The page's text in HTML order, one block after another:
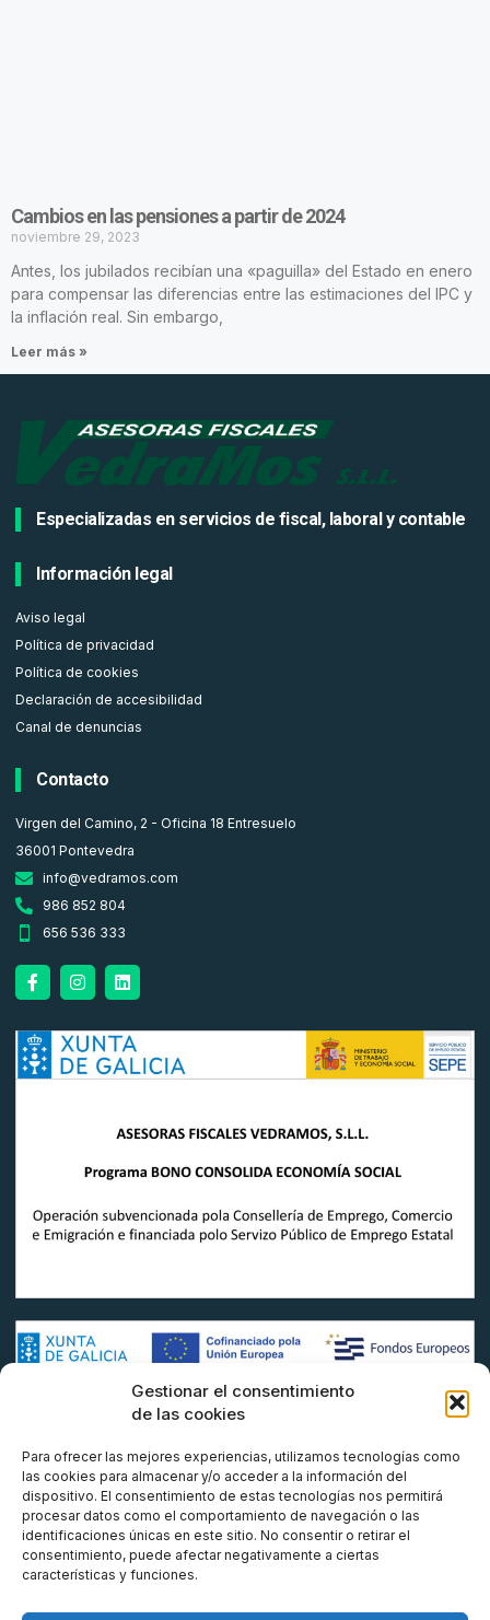
Gestionar el consentimiento
de las cookies
Para ofrecer las mejores experiencias, utilizamos tecnologías como
las cookies para almacenar y/o acceder a la información del
dispositivo. El consentimiento de estas tecnologías nos permitirá
procesar datos como el comportamiento de navegación o las
identificaciones únicas en este sitio. No consentir o retirar el
consentimiento, puede afectar negativamente a ciertas
características y funciones.
Cambios en las pensiones a partir de 2024
noviembre 29, 2023
Antes, los jubilados recibían una «paguilla» del Estado en enero
para compensar las diferencias entre las estimaciones del IPC y
la inflación real. Sin embargo,
Leer más »
Especializadas en servicios de fiscal, laboral y contable
Información legal
Aviso legal
Política de privacidad
Política de cookies
Declaración de accesibilidad
Canal de denuncias
Contacto
Virgen del Camino, 2 - Oficina 18 Entresuelo
36001 Pontevedra
info@vedramos.com
986 852 804
656 536 333